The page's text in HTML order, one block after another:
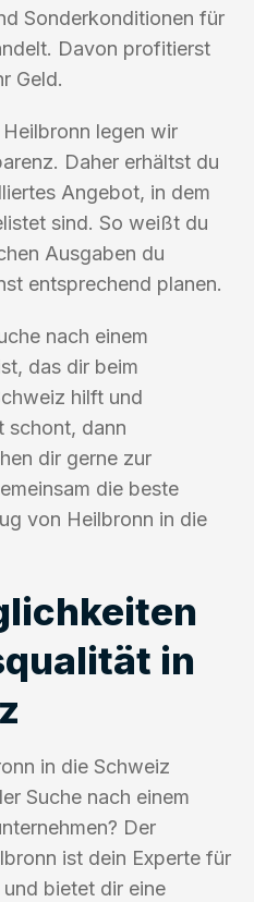
Sonderkonditionen für
Davon profitierst
Geld.
legen wir
Daher erhältst du
Angebot, in dem
sind. So weißt du
Ausgaben du
entsprechend planen.
nach einem
das dir beim
hilft und
schont, dann
dir gerne zur
die beste
von Heilbronn in die
in
in die Schweiz
Suche nach einem
Der
ist dein Experte für
bietet dir eine